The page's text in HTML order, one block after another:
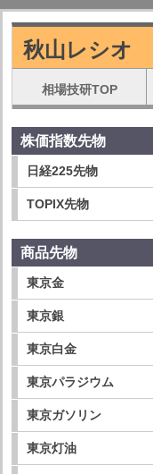
秋山レシオ
相場技研TOP
株価指数先物
日経225先物
TOPIX先物
商品先物
東京金
東京銀
東京白金
東京パラジウム
東京ガソリン
東京灯油